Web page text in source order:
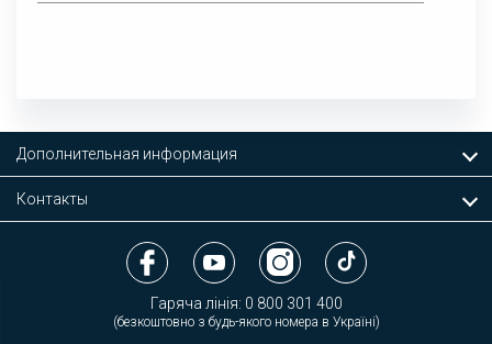
Дополнительная информация
Контакты
Гаряча лінія: 0 800 301 400
(безкоштовно з будь-якого номера в Україні)